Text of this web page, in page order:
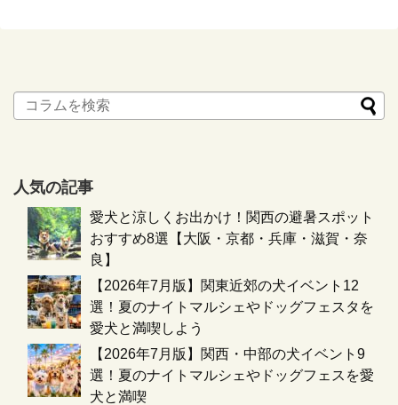
人気の記事
愛犬と涼しくお出かけ！関西の避暑スポット
おすすめ8選【大阪・京都・兵庫・滋賀・奈
良】
【2026年7月版】関東近郊の犬イベント12
選！夏のナイトマルシェやドッグフェスタを
愛犬と満喫しよう
【2026年7月版】関西・中部の犬イベント9
選！夏のナイトマルシェやドッグフェスを愛
犬と満喫